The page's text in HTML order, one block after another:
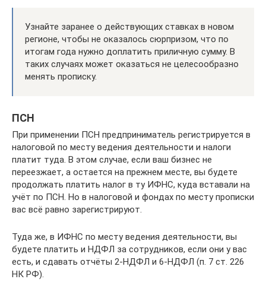
Узнайте заранее о действующих ставках в новом
регионе, чтобы не оказалось сюрпризом, что по
итогам года нужно доплатить приличную сумму. В
таких случаях может оказаться не целесообразно
менять прописку.
ПСН
При применении ПСН предприниматель регистрируется в
налоговой по месту ведения деятельности и налоги
платит туда. В этом случае, если ваш бизнес не
переезжает, а остается на прежнем месте, вы будете
продолжать платить налог в ту ИФНС, куда вставали на
учёт по ПСН. Но в налоговой и фондах по месту прописки
вас всё равно зарегистрируют.
Туда же, в ИФНС по месту ведения деятельности, вы
будете платить и НДФЛ за сотрудников, если они у вас
есть, и сдавать отчёты 2-НДФЛ и 6-НДФЛ (п. 7 ст. 226
НК РФ).